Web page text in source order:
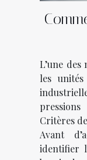
L’une
les
Critères
Avant
identifier